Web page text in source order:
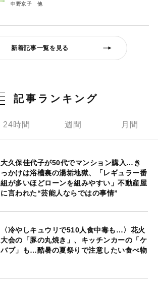
中野京子
新着記事一覧を見る
記事ランキング
24時間 週間 月間
大久保佳代子が50代でマンション購入…き
っかけは浴槽裏の湯垢地獄、「レギュラー番
組が多いほどローンを組みやすい」不動産屋
に言われた“芸能人ならではの事情”
〈冷やしキュウリで510人食中毒も…〉花火
大会の「豚の丸焼き」、キッチンカーの「ケ
バブ」も…酷暑の夏祭りで注意したい食べ物